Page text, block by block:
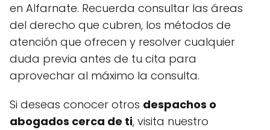
en Alfarnate. Recuerda consultar las áreas
del derecho que cubren, los métodos de
atención que ofrecen y resolver cualquier
duda previa antes de tu cita para
aprovechar al máximo la consulta.
Si deseas conocer otros despachos o
abogados cerca de ti, visita nuestro